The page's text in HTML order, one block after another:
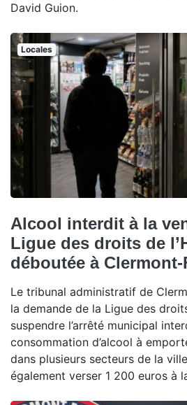
David Guion.
Locales
Alcool interdit à la
Ligue des droits de
déboutée à
Le tribunal administratif de
la demande de la Ligue des
suspendre l’arrêté municipal
consommation d’alcool à
dans plusieurs secteurs de la
également verser 1 200 euros à